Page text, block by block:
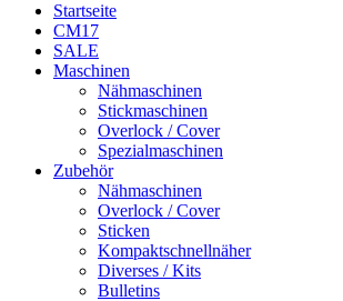
Startseite
CM17
SALE
Maschinen
Nähmaschinen
Stickmaschinen
Overlock / Cover
Spezialmaschinen
Zubehör
Nähmaschinen
Overlock / Cover
Sticken
Kompaktschnellnäher
Diverses / Kits
Bulletins